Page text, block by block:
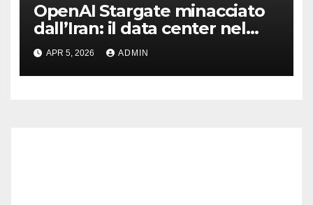
OpenAI Stargate minacciato
dall’Iran: il data center nel
mirino
APR 5, 2026 ADMIN